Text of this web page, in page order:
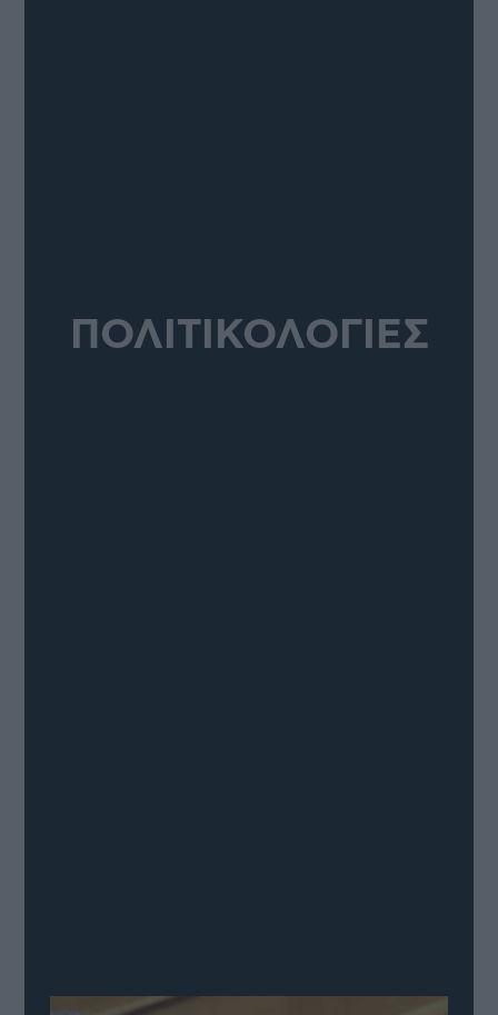
ΠΟΛΙΤΙΚΟΛΟΓΙΕΣ